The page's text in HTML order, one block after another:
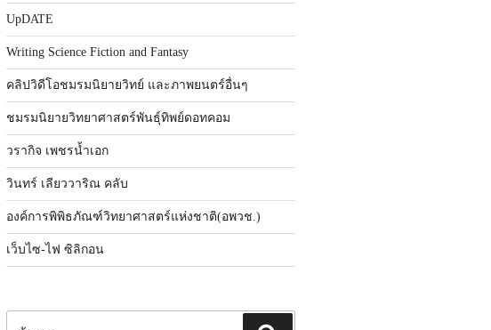
UpDATE
Writing Science Fiction and Fantasy
คลิปวิดีโอชมรมนิยายวิทย์ และภาพยนตร์อื่นๆ
ชมรมนิยายวิทยาศาสตร์พันธุ์ทิพย์ดอทคอม
วรากิจ เพชรน้ำเอก
วินทร์ เลียววาริณ คลับ
องค์การพิพิธภัณฑ์วิทยาศาสตร์แห่งชาติ(อพวช.)
เว็บไซ-ไฟ ซิลิกอน